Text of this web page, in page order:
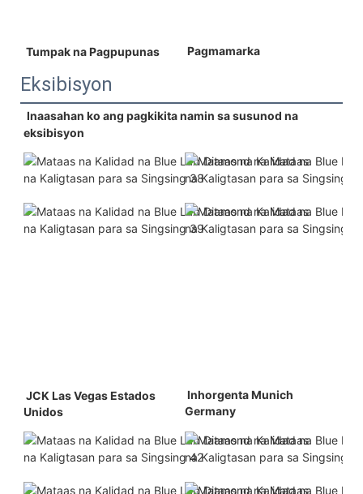
Tumpak na Pagpupunas Pagmamarka
Eksibisyon
Inaasahan ko ang pagkikita namin sa susunod na
eksibisyon
Unidos
Germany